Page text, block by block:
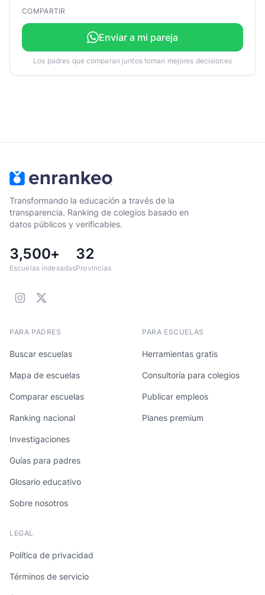
COMPARTIR
Enviar a mi pareja
Los padres que comparan juntos toman mejores decisiones
Transformando la educación a través de la
transparencia. Ranking de colegios basado en
datos públicos y verificables.
3,500+
Escuelas indexadas
32
Provincias
PARA PADRES
Buscar escuelas
Mapa de escuelas
Comparar escuelas
Ranking nacional
Investigaciones
Guías para padres
Glosario educativo
Sobre nosotros
PARA ESCUELAS
Herramientas gratis
Consultoría para colegios
Publicar empleos
Planes premium
LEGAL
Política de privacidad
Términos de servicio